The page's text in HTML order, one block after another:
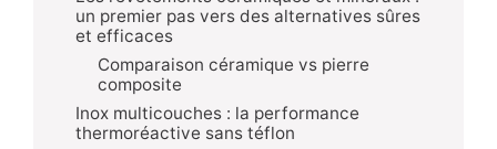
un premier pas vers des alternatives sûres
et efficaces
Comparaison céramique vs pierre
composite
Inox multicouches : la performance
thermoréactive sans téflon